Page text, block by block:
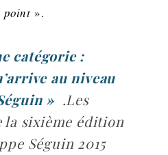
point ».
catégorie :
au niveau
» .Les
la sixième édition
Séguin 2015